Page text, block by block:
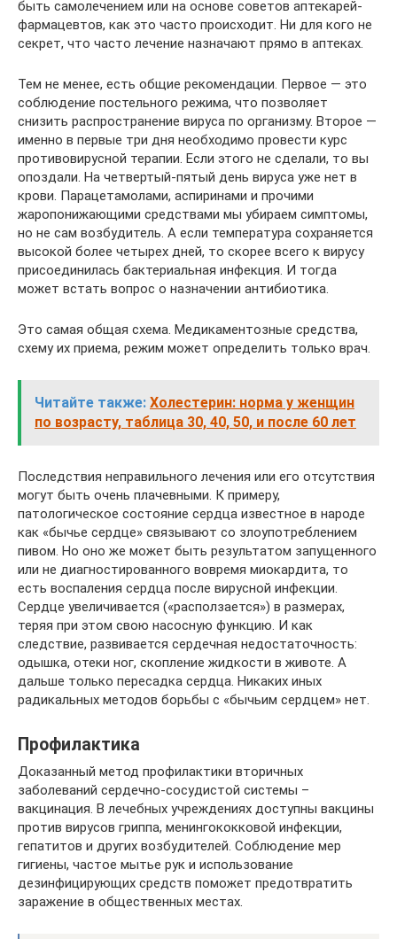
быть самолечением или на основе советов аптекарей-
фармацевтов, как это часто происходит. Ни для кого не
секрет, что часто лечение назначают прямо в аптеках.
Тем не менее, есть общие рекомендации. Первое — это
соблюдение постельного режима, что позволяет
снизить распространение вируса по организму. Второе —
именно в первые три дня необходимо провести курс
противовирусной терапии. Если этого не сделали, то вы
опоздали. На четвертый-пятый день вируса уже нет в
крови. Парацетамолами, аспиринами и прочими
жаропонижающими средствами мы убираем симптомы,
но не сам возбудитель. А если температура сохраняется
высокой более четырех дней, то скорее всего к вирусу
присоединилась бактериальная инфекция. И тогда
может встать вопрос о назначении антибиотика.
Это самая общая схема. Медикаментозные средства,
схему их приема, режим может определить только врач.
Читайте также: Холестерин: норма у женщин
по возрасту, таблица 30, 40, 50, и после 60 лет
Последствия неправильного лечения или его отсутствия
могут быть очень плачевными. К примеру,
патологическое состояние сердца известное в народе
как «бычье сердце» связывают со злоупотреблением
пивом. Но оно же может быть результатом запущенного
или не диагностированного вовремя миокардита, то
есть воспаления сердца после вирусной инфекции.
Сердце увеличивается («расползается») в размерах,
теряя при этом свою насосную функцию. И как
следствие, развивается сердечная недостаточность:
одышка, отеки ног, скопление жидкости в животе. А
дальше только пересадка сердца. Никаких иных
радикальных методов борьбы с «бычьим сердцем» нет.
Профилактика
Доказанный метод профилактики вторичных
заболеваний сердечно-сосудистой системы –
вакцинация. В лечебных учреждениях доступны вакцины
против вирусов гриппа, менингококковой инфекции,
гепатитов и других возбудителей. Соблюдение мер
гигиены, частое мытье рук и использование
дезинфицирующих средств поможет предотвратить
заражение в общественных местах.